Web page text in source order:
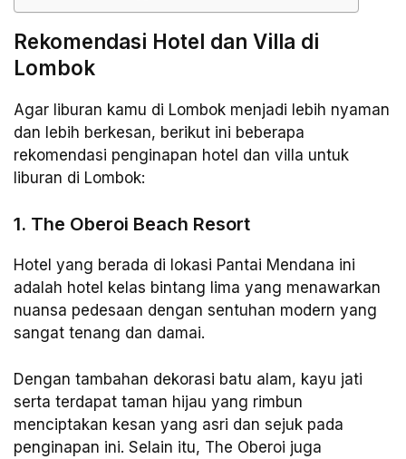
Rekomendasi Hotel dan Villa di
Lombok
Agar liburan kamu di Lombok menjadi lebih nyaman
dan lebih berkesan, berikut ini beberapa
rekomendasi penginapan hotel dan villa untuk
liburan di Lombok:
1. The Oberoi Beach Resort
Hotel yang berada di lokasi Pantai Mendana ini
adalah hotel kelas bintang lima yang menawarkan
nuansa pedesaan dengan sentuhan modern yang
sangat tenang dan damai.
Dengan tambahan dekorasi batu alam, kayu jati
serta terdapat taman hijau yang rimbun
menciptakan kesan yang asri dan sejuk pada
penginapan ini. Selain itu, The Oberoi juga